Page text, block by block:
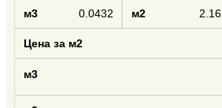
0.0432 2.16